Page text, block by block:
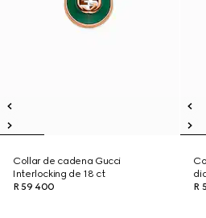
Collar de cadena Gucci
Interlocking de 18 ct
R 59 400
R